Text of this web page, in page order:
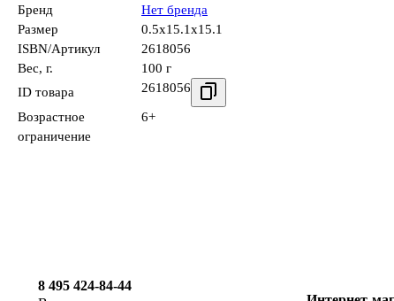
Бренд
Нет бренда
Размер
0.5x15.1x15.1
ISBN/Артикул
2618056
Вес, г.
100 г
ID товара
2618056
Возрастное
ограничение
6+
8 495 424-84-44